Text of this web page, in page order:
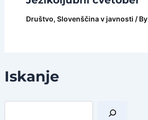
Iskanje
I
Društvo, Slovenščina v javnosti / By